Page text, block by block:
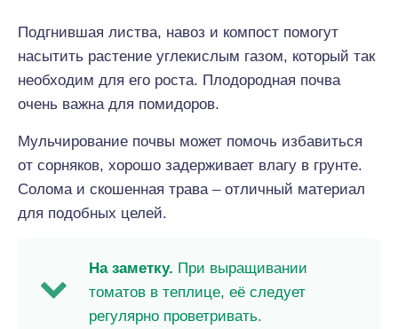
Подгнившая листва, навоз и компост помогут
насытить растение углекислым газом, который так
необходим для его роста. Плодородная почва
очень важна для помидоров.
Мульчирование почвы может помочь избавиться
от сорняков, хорошо задерживает влагу в грунте.
Солома и скошенная трава – отличный материал
для подобных целей.
На заметку. При выращивании
томатов в теплице, её следует
регулярно проветривать.